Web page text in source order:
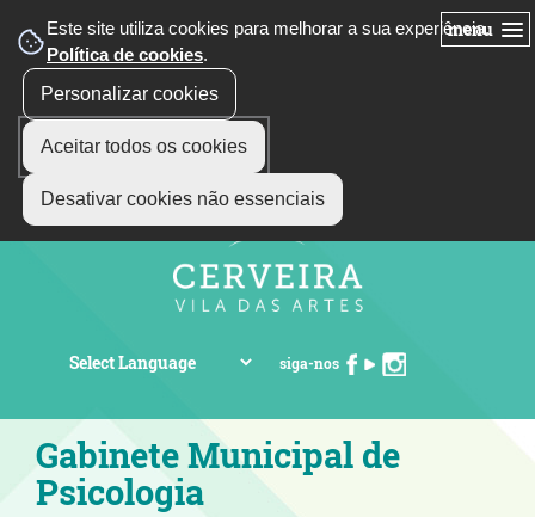
Este site utiliza cookies para melhorar a sua experiência.
Política de cookies.
Personalizar cookies
Aceitar todos os cookies
Desativar cookies não essenciais
menu
siga-nos
Gabinete Municipal de
Psicologia